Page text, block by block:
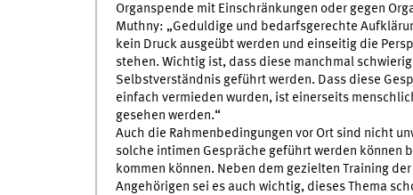
Organspende mit Einschränkungen oder gegen
Muthny: „Geduldige und bedarfsgerechte
kein Druck ausgeübt werden und einseitig die
stehen. Wichtig ist, dass diese manchmal
Selbstverständnis geführt werden. Dass diese
einfach vermieden wurden, ist einerseits
gesehen werden.“
Auch die Rahmenbedingungen vor Ort sind nicht
solche intimen Gespräche geführt werden können
kommen können. Neben dem gezielten Training
Angehörigen sei es auch wichtig, dieses Thema